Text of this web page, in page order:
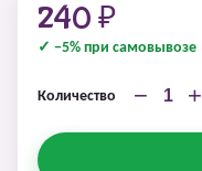
240 ₽
✓ −5% при самовывозе
Количество − +